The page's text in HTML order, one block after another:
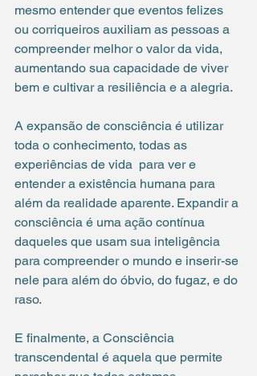
mesmo entender que eventos felizes
ou corriqueiros auxiliam as pessoas a
compreender melhor o valor da vida,
aumentando sua capacidade de viver
bem e cultivar a resiliência e a alegria.
A expansão de consciência é utilizar
toda o conhecimento, todas as
experiências de vida  para ver e
entender a existência humana para
além da realidade aparente. Expandir a
consciência é uma ação contínua
daqueles que usam sua inteligência
para compreender o mundo e inserir-se
nele para além do óbvio, do fugaz, e do
raso.
E finalmente, a Consciência
transcendental é aquela que permite